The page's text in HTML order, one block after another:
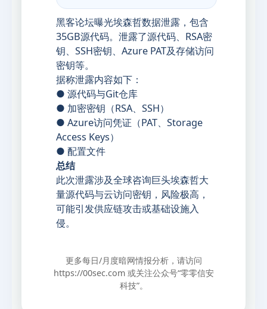
黑客论坛曝光埃森哲数据泄露，包含
35GB源代码。泄露了源代码、RSA密
钥、SSH密钥、Azure PAT及存储访问
密钥等。
据称泄露内容如下：
● 源代码与Git仓库
● 加密密钥（RSA、SSH）
● Azure访问凭证（PAT、Storage
Access Keys）
● 配置文件
总结
此次泄露涉及全球咨询巨头埃森哲大
量源代码与云访问密钥，风险极高，
可能引发供应链攻击或基础设施入
侵。
更多每日/月度暗网情报分析，请访问
https://00sec.com或关注公众号“零零信安
科技”。